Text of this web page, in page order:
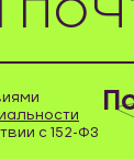
с 152-ФЗ